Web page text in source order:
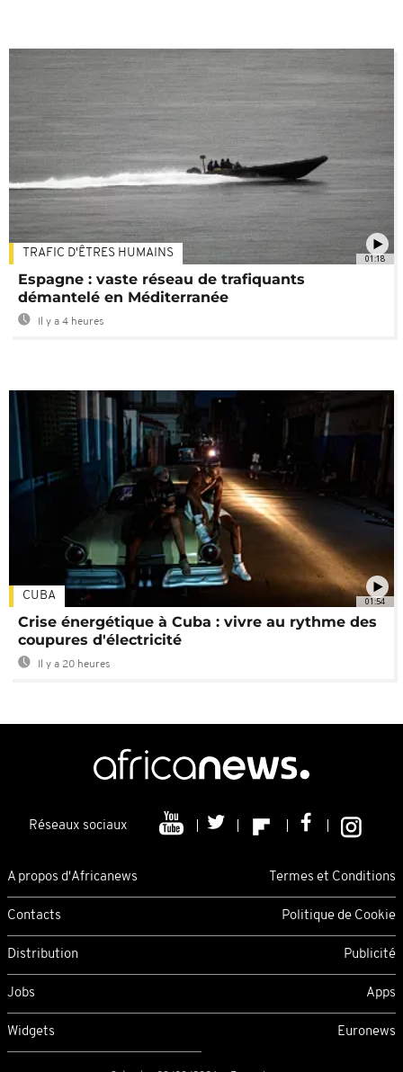
01:18
TRAFIC D'ÊTRES HUMAINS
Espagne : vaste réseau de trafiquants
démantelé en Méditerranée
Il y a 4 heures
01:54
CUBA
Crise énergétique à Cuba : vivre au rythme des
coupures d'électricité
Il y a 20 heures
Réseaux sociaux
A propos d'Africanews Termes et Conditions
Contacts Politique de Cookie
Distribution Publicité
Jobs Apps
Widgets Euronews